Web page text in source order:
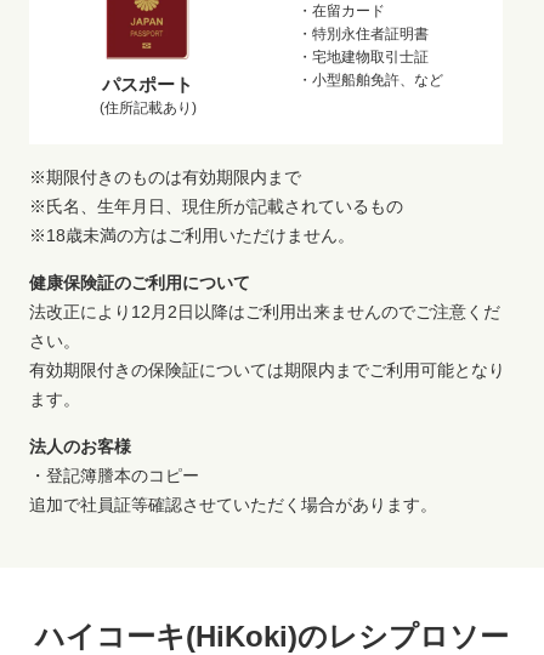
パスポート
(住所記載あり)
・在留カード
・特別永住者証明書
・宅地建物取引士証
・小型船舶免許、など
※期限付きのものは有効期限内まで
※氏名、生年月日、現住所が記載されているもの
※18歳未満の方はご利用いただけません。
健康保険証のご利用について
法改正により12月2日以降はご利用出来ませんのでご注意くだ
さい。
有効期限付きの保険証については期限内までご利用可能となり
ます。
法人のお客様
・登記簿謄本のコピー
追加で社員証等確認させていただく場合があります。
ハイコーキ(HiKoki)のレシプロソー